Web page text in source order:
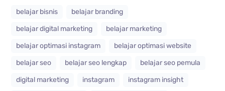
belajar bisnis
belajar branding
belajar digital marketing
belajar marketing
belajar optimasi instagram
belajar optimasi website
belajar seo
belajar seo lengkap
belajar seo pemula
digital marketing
instagram
instagram insight